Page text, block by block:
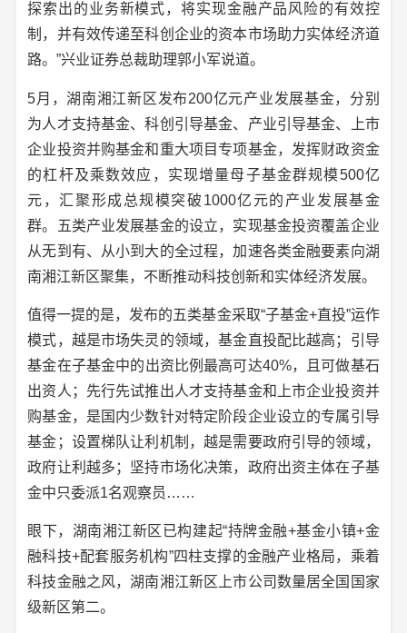
探索出的业务新模式，将实现金融产品风险的有效控
制，并有效传递至科创企业的资本市场助力实体经济道
路。”兴业证券总裁助理郭小军说道。
5月，湖南湘江新区发布200亿元产业发展基金，分别
为人才支持基金、科创引导基金、产业引导基金、上市
企业投资并购基金和重大项目专项基金，发挥财政资金
的杠杆及乘数效应，实现增量母子基金群规模500亿
元，汇聚形成总规模突破1000亿元的产业发展基金
群。五类产业发展基金的设立，实现基金投资覆盖企业
从无到有、从小到大的全过程，加速各类金融要素向湖
南湘江新区聚集，不断推动科技创新和实体经济发展。
值得一提的是，发布的五类基金采取“子基金+直投”运作
模式，越是市场失灵的领域，基金直投配比越高；引导
基金在子基金中的出资比例最高可达40%，且可做基石
出资人；先行先试推出人才支持基金和上市企业投资并
购基金，是国内少数针对特定阶段企业设立的专属引导
基金；设置梯队让利机制，越是需要政府引导的领域，
政府让利越多；坚持市场化决策，政府出资主体在子基
金中只委派1名观察员……
眼下，湖南湘江新区已构建起“持牌金融+基金小镇+金
融科技+配套服务机构”四柱支撑的金融产业格局，乘着
科技金融之风，湖南湘江新区上市公司数量居全国国家
级新区第二。